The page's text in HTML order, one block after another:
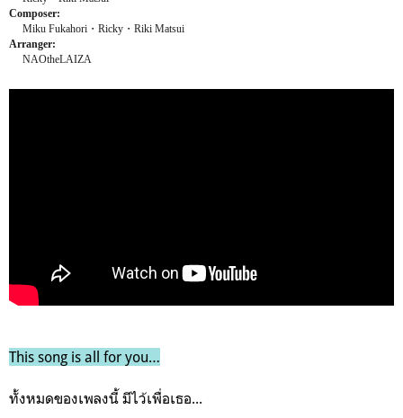
Composer:
Miku Fukahori・Ricky・Riki Matsui
Arranger:
NAOtheLAIZA
This song is all for you…
ทั้งหมดของเพลงนี้ มีไว้เพื่อเธอ...